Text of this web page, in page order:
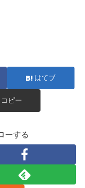
はてブ
コピー
ーする